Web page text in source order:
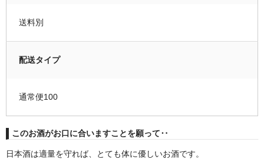
送料別
配送タイプ
通常便100
このお酒がお口に合いますことを願って‥
日本酒は適量を守れば、とても体に優しいお酒です。